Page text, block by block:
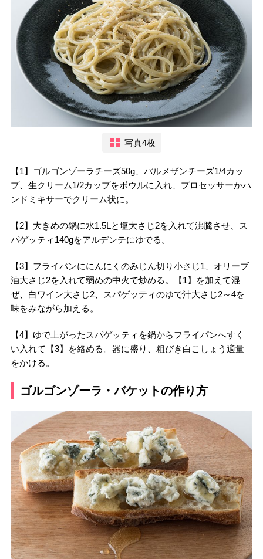
写真4枚
【1】ゴルゴンゾーラチーズ50g、パルメザンチーズ1/4カッ
プ、生クリーム1/2カップをボウルに入れ、プロセッサーかハ
ンドミキサーでクリーム状に。
【2】大きめの鍋に水1.5Lと塩大さじ2を入れて沸騰させ、ス
パゲッティ140gをアルデンテにゆでる。
【3】フライパンににんにくのみじん切り小さじ1、オリーブ
油大さじ2を入れて弱めの中火で炒める。【1】を加えて混
ぜ、白ワイン大さじ2、スパゲッティのゆで汁大さじ2～4を
味をみながら加える。
【4】ゆで上がったスパゲッティを鍋からフライパンへすく
い入れて【3】を絡める。器に盛り、粗びき白こしょう適量
をかける。
ゴルゴンゾーラ・バケットの作り方